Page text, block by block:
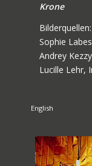
Krone
Sophie
Andrey
Lucille Lehr,
English